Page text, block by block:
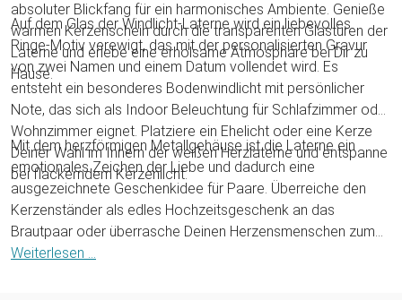
absoluter Blickfang für ein harmonisches Ambiente. Genieße
warmen Kerzenschein durch die transparenten Glastüren der
Laterne und erlebe eine erholsame Atmosphäre bei Dir zu
Hause.
Auf dem Glas der Windlicht-Laterne wird ein liebevolles
Ringe-Motiv verewigt, das mit der personalisierten Gravur
von zwei Namen und einem Datum vollendet wird. Es
entsteht ein besonderes Bodenwindlicht mit persönlicher
Note, das sich als Indoor Beleuchtung für Schlafzimmer oder
Wohnzimmer eignet. Platziere ein Ehelicht oder eine Kerze
Deiner Wahl im Innern der weißen Herzlaterne und entspanne
bei flackerndem Kerzenlicht.
Mit dem herzförmigen Metallgehäuse ist die Laterne ein
emotionales Zeichen der Liebe und dadurch eine
ausgezeichnete Geschenkidee für Paare. Überreiche den
Kerzenständer als edles Hochzeitsgeschenk an das
Brautpaar oder überrasche Deinen Herzensmenschen zum
Jahrestag. Egal ob zur Hochzeit, zum Hochzeitstag, Jubiläum
Weiterlesen ...